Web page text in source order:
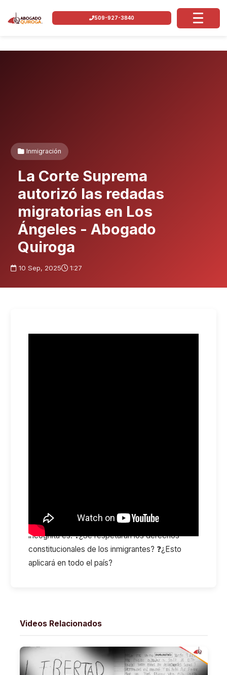
509-927-3840
Inmigración
La Corte Suprema
autorizó las redadas
migratorias en Los
Ángeles - Abogado
Quiroga
10 Sep, 2025 1:27
vecindarios y lugares de trabajo. ⚖️ La gran
incógnita es: ❓¿Se respetarán los derechos
constitucionales de los inmigrantes? ❓¿Esto
aplicará en todo el país?
Videos Relacionados